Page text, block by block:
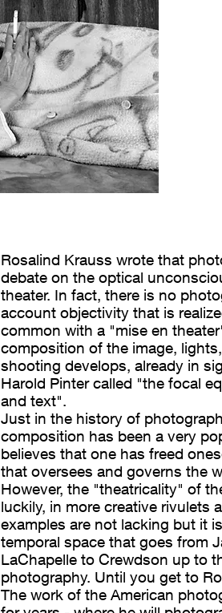
Rosalind Krauss wrote that
debate on the optical
theater. In fact, there is no
account objectivity that is
common with a "mise en
composition of the image,
shooting develops, already in
Harold Pinter called "the focal
and text".
Just in the history of
composition has been a very
believes that one has freed
that oversees and governs the
However, the "theatricality" of
luckily, in more creative rivulets
examples are not lacking but it
temporal space that goes from
LaChapelle to Crewdson up to
photography. Until you get to
The work of the American